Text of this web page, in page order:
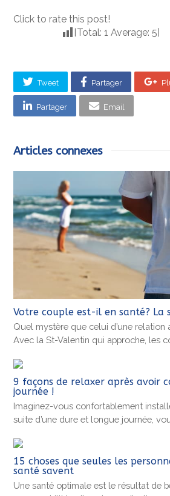
Click to rate this post!
[Total:1 Average:5]
Tweet Partager
Partager Email
Articles connexes
Votre couple est-il en santé? La
Quel mystère que celui d’une relation
Avec la St-Valentin qui approche, les
9 façons de relaxer après avoir
journée !
Imaginez-vous confortablement
suite d’une dure et longue journée,
15 choses que seules les
santé savent
Une santé optimale est le résultat de